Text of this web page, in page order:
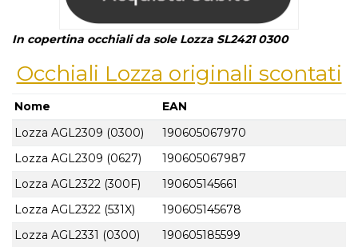
In copertina occhiali da sole Lozza SL2421 0300
Occhiali Lozza originali scontati
Nome
EAN
Lozza AGL2309 (0300)
190605067970
Lozza AGL2309 (0627)
190605067987
Lozza AGL2322 (300F)
190605145661
Lozza AGL2322 (531X)
190605145678
Lozza AGL2331 (0300)
190605185599